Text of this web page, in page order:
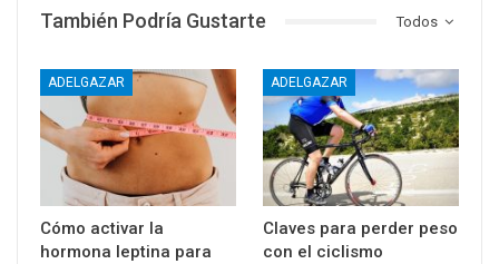
Todos
También Podría Gustarte
ADELGAZAR
Cómo activar la
hormona leptina para
ADELGAZAR
Claves para perder peso
con el ciclismo